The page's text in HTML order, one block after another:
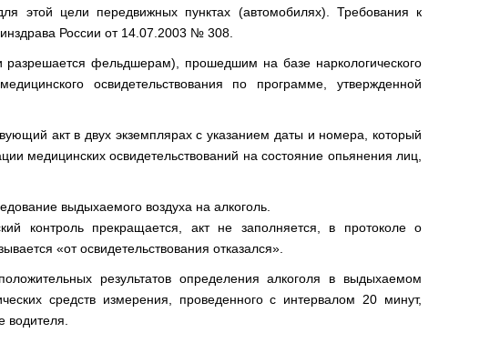
этой цели передвижных пунктах (автомобилях). Требования к
России от 14.07.2003 № 308.
разрешается фельдшерам), прошедшим на базе наркологического
освидетельствования по программе, утвержденной
акт в двух экземплярах с указанием даты и номера, который
медицинских освидетельствований на состояние опьянения лиц,
выдыхаемого воздуха на алкоголь.
контроль прекращается, акт не заполняется, в протоколе о
«от освидетельствования отказался».
результатов определения алкоголя в выдыхаемом
средств измерения, проведенного с интервалом 20 минут,
водителя.